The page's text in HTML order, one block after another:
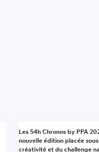
Actualité
Les 54h Chronos by PPA
nouvelle édition placée
créativité et du challenge